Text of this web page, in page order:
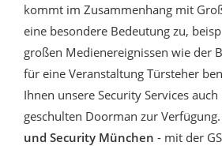
kommt im Zusammenhang mit
eine besondere Bedeutung zu,
großen Medienereignissen wie der
für eine Veranstaltung Türsteher
Ihnen unsere Security Services
geschulten Doorman zur Verfügung.
und Security München - mit der